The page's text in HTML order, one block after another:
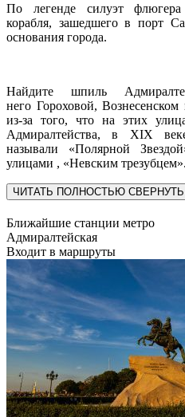
По легенде силуэт флюгера
корабля, зашедшего в порт
основания города.
Найдите шпиль
него Гороховой,
из-за того, что на этих
Адмиралтейства, в XIX
называли «Полярной
улицами , «Невским трезубцем».
ЧИТАТЬ ПОЛНОСТЬЮ СВЕРНУТЬ
Ближайшие станции метро
Адмиралтейская
Входит в маршруты